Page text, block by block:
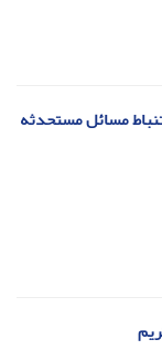
مسائل مستحدثه